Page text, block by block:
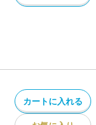
カートに入れる